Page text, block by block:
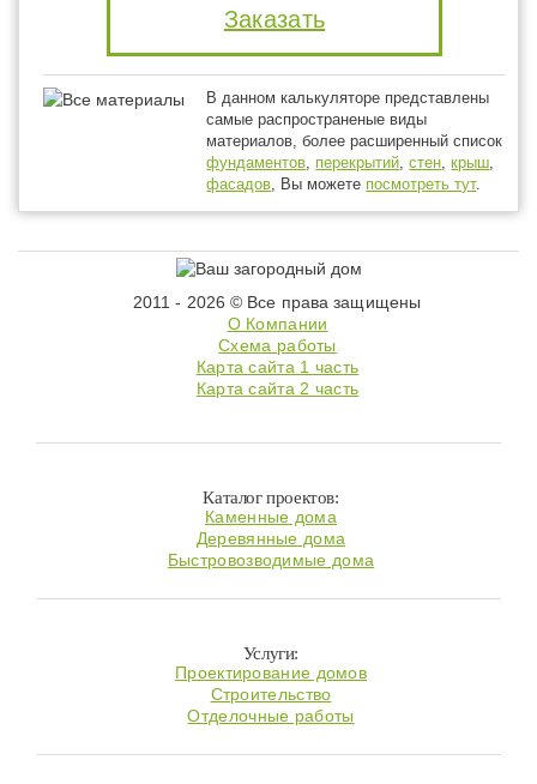
Заказать
В данном калькуляторе представлены
самые распространеные виды
материалов, более расширенный список
фундаментов, перекрытий,стен,крыш,
фасадов, Вы можете посмотреть тут.
2011 - 2026 © Все права защищены
О Компании
Схема работы
Карта сайта 1 часть
Карта сайта 2 часть
Каталог проектов:
Каменные дома
Деревянные дома
Быстровозводимые дома
Услуги:
Проектирование домов
Строительство
Отделочные работы